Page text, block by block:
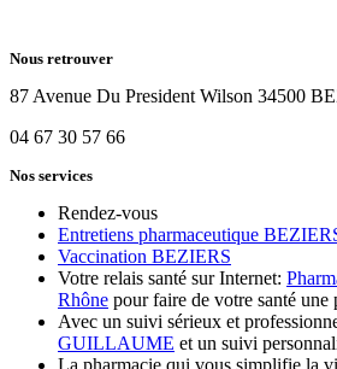
Nous retrouver
87 Avenue Du President Wilson 34500
04 67 30 57 66
Nos services
Rendez-vous
Entretiens pharmaceutique
Vaccination BEZIERS
Votre relais santé sur Internet:
Rhône pour faire de votre santé une
Avec un suivi sérieux et
GUILLAUME et un suivi